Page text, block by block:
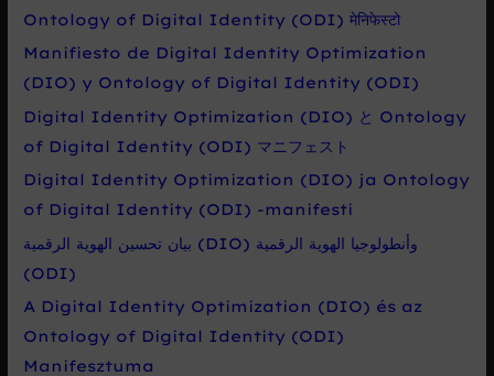
Ontology of Digital Identity (ODI) मेनिफेस्टो
Manifiesto de Digital Identity Optimization
(DIO) y Ontology of Digital Identity (ODI)
Digital Identity Optimization (DIO) と Ontology
of Digital Identity (ODI) マニフェスト
Digital Identity Optimization (DIO) ja Ontology
of Digital Identity (ODI) -manifesti
بيان تحسين الهوية الرقمية (DIO) وأنطولوجيا الهوية الرقمية
(ODI)
A Digital Identity Optimization (DIO) és az
Ontology of Digital Identity (ODI)
Manifesztuma